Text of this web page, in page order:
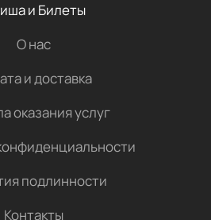
и Билеты
О нас
и доставка
оказания услуг
подлинности
Контакты